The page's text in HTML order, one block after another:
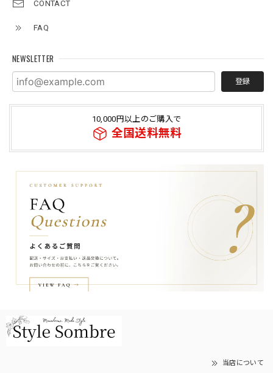
CONTACT
FAQ
NEWSLETTER
登録
10,000円以上のご購入で
全国送料無料
当店について